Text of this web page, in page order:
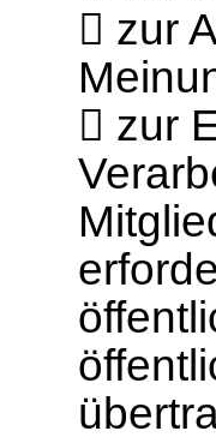
 zur
 zur